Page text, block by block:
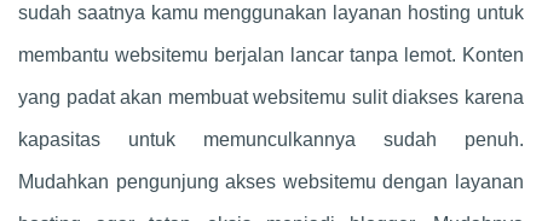
sudah saatnya kamu menggunakan layanan hosting untuk
membantu websitemu berjalan lancar tanpa lemot. Konten
yang padat akan membuat websitemu sulit diakses karena
kapasitas untuk memunculkannya sudah penuh.
Mudahkan pengunjung akses websitemu dengan layanan